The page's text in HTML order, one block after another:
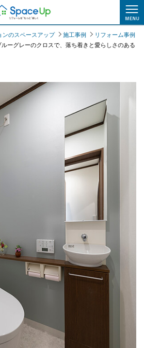
施工事例
ンのスペースアップ 施工事例
リフォーム事例
ルーグレーのクロスで、落ち着きと愛らしさのある